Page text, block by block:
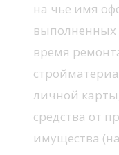
на чье имя
выполненных
время
личной
средства от
имущества